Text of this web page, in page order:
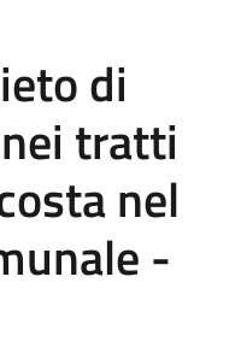
di
tratti
nel
-